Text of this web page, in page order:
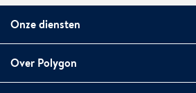
Onze diensten
Over Polygon